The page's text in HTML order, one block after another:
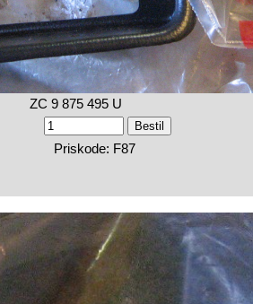
ZC 9 875 495 U
Priskode: F87